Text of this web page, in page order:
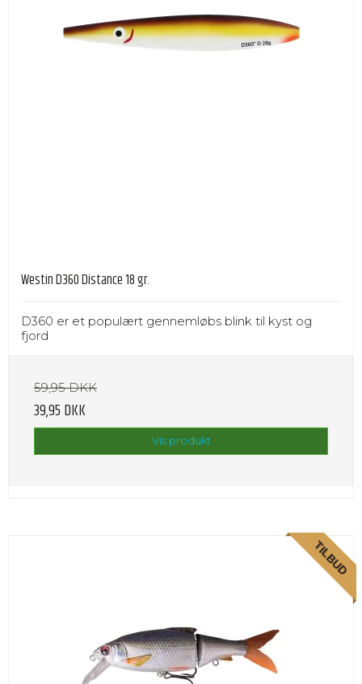
Westin D360 Distance 18 gr.
D360 er et populært gennemløbs blink til kyst og
fjord
59,95 DKK
39,95 DKK
Vis produkt
TILBUD